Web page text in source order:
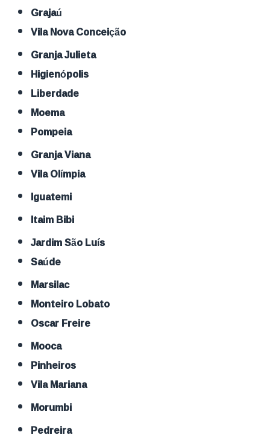
Grajaú
Vila Nova Conceição
Granja Julieta
Higienópolis
Liberdade
Moema
Pompeia
Granja Viana
Vila Olímpia
Iguatemi
Itaim Bibi
Jardim São Luís
Saúde
Marsilac
Monteiro Lobato
Oscar Freire
Mooca
Pinheiros
Vila Mariana
Morumbi
Pedreira